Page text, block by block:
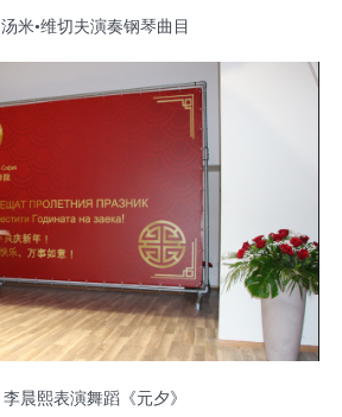
汤米•维切夫演奏钢琴曲目
李晨熙表演舞蹈《元夕》